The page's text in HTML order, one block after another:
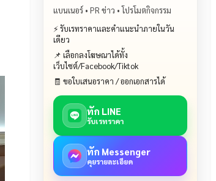
แบนเนอร์ • PR ข่าว • โปรโมตกิจกรรม
⚡ รับเรทราคาและคำแนะนำภายในวัน
เดียว
📌 เลือกลงโฆษณาได้ทั้ง
เว็บไซต์/Facebook/Tiktok
🧾 ขอใบเสนอราคา / ออกเอกสารได้
ทัก LINE
รับเรทราคา
ทัก Messenger
คุยรายละเอียด